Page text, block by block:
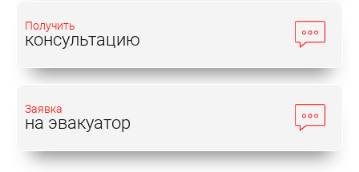
Получить
консультацию
Заявка
на эвакуатор